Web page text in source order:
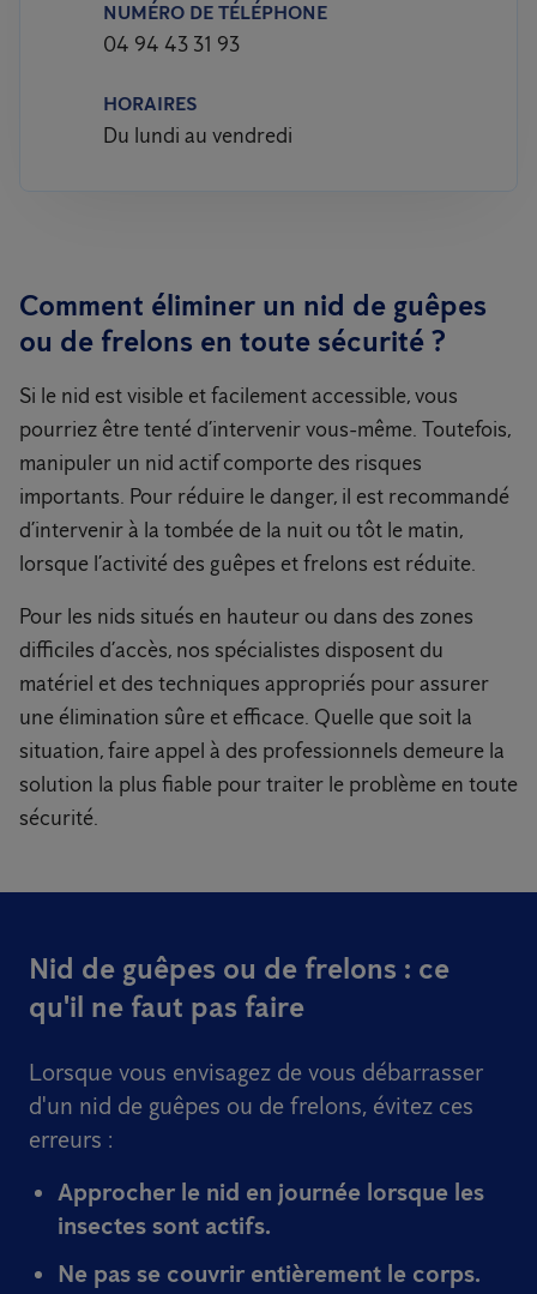
NUMÉRO DE TÉLÉPHONE
04 94 43 31 93
HORAIRES
Du lundi au vendredi
Comment éliminer un nid de guêpes
ou de frelons en toute sécurité ?
Si le nid est visible et facilement accessible, vous
pourriez être tenté d’intervenir vous-même. Toutefois,
manipuler un nid actif comporte des risques
importants. Pour réduire le danger, il est recommandé
d’intervenir à la tombée de la nuit ou tôt le matin,
lorsque l’activité des guêpes et frelons est réduite.
Pour les nids situés en hauteur ou dans des zones
difficiles d’accès, nos spécialistes disposent du
matériel et des techniques appropriés pour assurer
une élimination sûre et efficace. Quelle que soit la
situation, faire appel à des professionnels demeure la
solution la plus fiable pour traiter le problème en toute
sécurité.
Nid de guêpes ou de frelons : ce
qu'il ne faut pas faire
Lorsque vous envisagez de vous débarrasser
d'un nid de guêpes ou de frelons, évitez ces
erreurs :
Approcher le nid en journée lorsque les
insectes sont actifs.
Ne pas se couvrir entièrement le corps.